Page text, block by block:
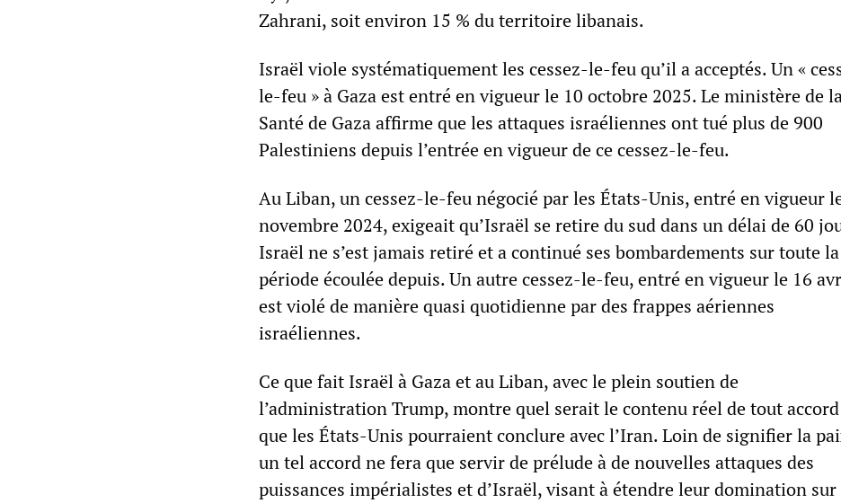
Zahrani, soit environ 15 % du territoire libanais.
Israël viole systématiquement les cessez-le-feu qu’il a acceptés. Un «
le-feu » à Gaza est entré en vigueur le 10 octobre 2025. Le ministère de
Santé de Gaza affirme que les attaques israéliennes ont tué plus de 900
Palestiniens depuis l’entrée en vigueur de ce cessez-le-feu.
Au Liban, un cessez-le-feu négocié par les États-Unis, entré en vigueur
novembre 2024, exigeait qu’Israël se retire du sud dans un délai de 60
Israël ne s’est jamais retiré et a continué ses bombardements sur toute la
période écoulée depuis. Un autre cessez-le-feu, entré en vigueur le 16
est violé de manière quasi quotidienne par des frappes aériennes
israéliennes.
Ce que fait Israël à Gaza et au Liban, avec le plein soutien de
l’administration Trump, montre quel serait le contenu réel de tout accord
que les États-Unis pourraient conclure avec l’Iran. Loin de signifier la
un tel accord ne fera que servir de prélude à de nouvelles attaques des
puissances impérialistes et d’Israël, visant à étendre leur domination sur